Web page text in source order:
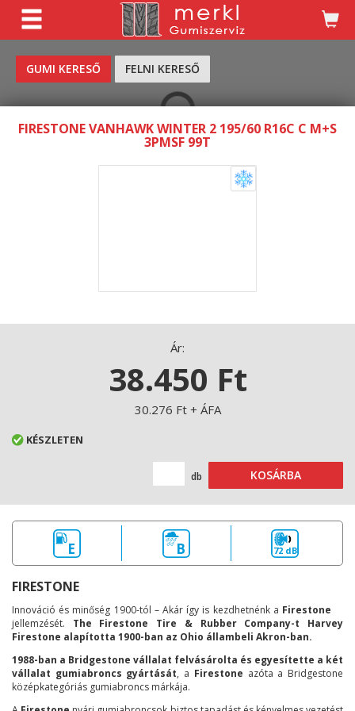
GUMI KERESŐ FELNI KERESŐ
KERESÉS
FIRESTONE VANHAWK WINTER 2 195/60 R16C C M+S
3PMSF 99T
Ár:
38.450 Ft
30.276 Ft + ÁFA
KÉSZLETEN
db KOSÁRBA
E B 72 dB
FIRESTONE
Innováció és minőség 1900-tól – Akár így is kezdhetnénk a Firestone
jellemzését. The Firestone Tire & Rubber Company-t Harvey
Firestone alapította 1900-ban az Ohio állambeli Akron-ban.
1988-ban a Bridgestone vállalat felvásárolta és egyesítette a két
vállalat gumiabroncs gyártását, a Firestone azóta a Bridgestone
középkategóriás gumiabroncs márkája.